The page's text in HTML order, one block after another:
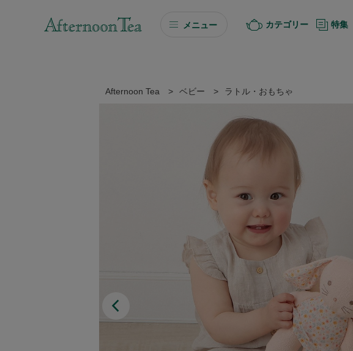
メニュー
ギフト商品を探す
カテゴリー 特集
Afternoon Tea > ベビー > ラトル・おもちゃ